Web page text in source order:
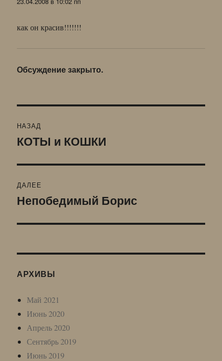
как он красив!!!!!!!
Обсуждение закрыто.
по
НАЗАД
Предыдущая
КОТЫ и КОШКИ
ДАЛЕЕ
Следующая
Непобедимый Борис
АРХИВЫ
Май 2021
Июнь 2020
Апрель 2020
Сентябрь 2019
Июнь 2019